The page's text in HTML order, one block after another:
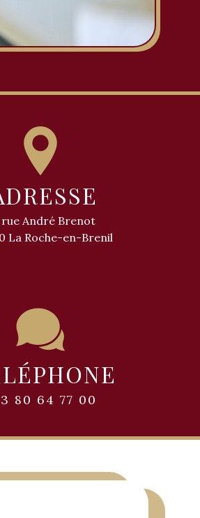
rue André Brenot
La Roche-en-Brenil
80 64 77 00